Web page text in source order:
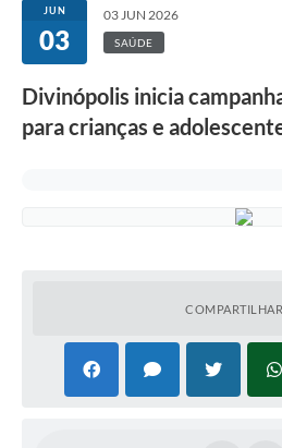
JUN
03
03 JUN 2026
SAÚDE
Divinópolis inicia
para crianças e
COMPARTILHAR